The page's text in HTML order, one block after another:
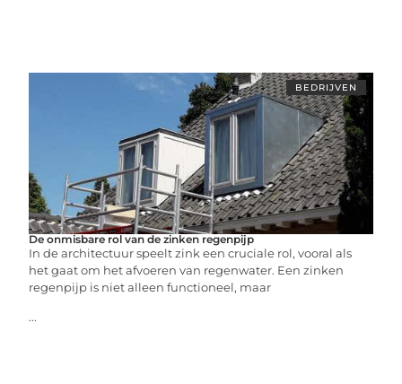
BEDRIJVEN
De onmisbare rol van de zinken regenpijp
In de architectuur speelt zink een cruciale rol, vooral als
het gaat om het afvoeren van regenwater. Een zinken
regenpijp is niet alleen functioneel, maar
...